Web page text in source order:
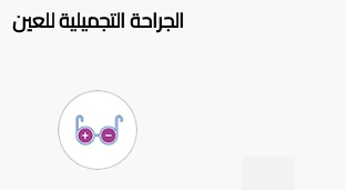
الجراحة التجميلية للعين